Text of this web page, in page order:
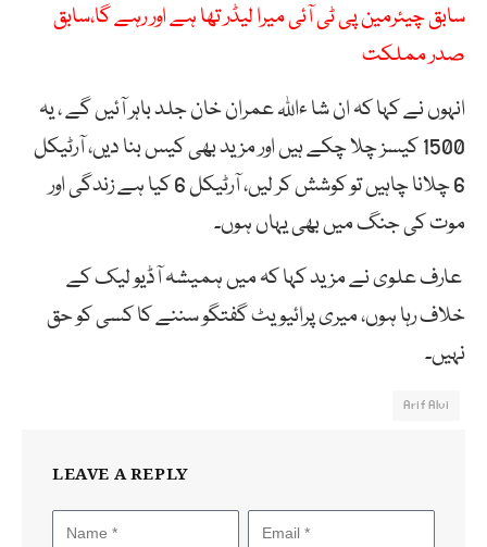
سابق چیئرمین پی ٹی آئی میرا لیڈر تھا ہے اور رہے گا،سابق
صدر مملکت
انہوں نے کہا کہ ان شا ءاللہ عمران خان جلد باہر آئیں گے ، یہ
1500 کیسز چلا چکے ہیں اور مزید بھی کیس بنا دیں، آرٹیکل
6 چلانا چاہیں تو کوشش کر لیں، آرٹیکل 6 کیا ہے زندگی اور
موت کی جنگ میں بھی یہاں ہوں۔
عارف علوی نے مزید کہا کہ میں ہمیشہ آڈیو لیک کے
خلاف رہا ہوں، میری پرائیویٹ گفتگو سننے کا کسی کو حق
نہیں۔
Arif Alvi
LEAVE A REPLY